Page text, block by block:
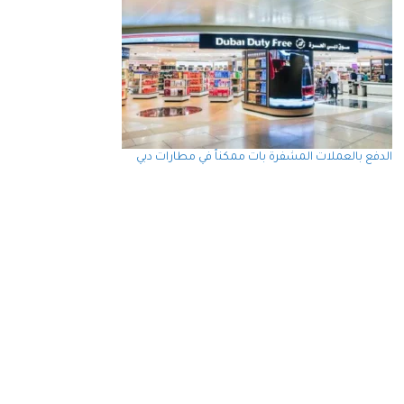
الدفع بالعملات المشفرة بات ممكناً في مطارات دبي